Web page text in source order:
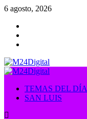
Saltar
contenido
6 agosto, 2026
Menú
TEMAS DEL DÍA
SAN LUIS